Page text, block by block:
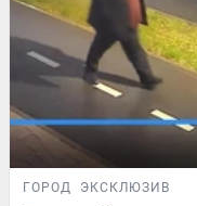
ГОРОД ЭКСКЛЮЗИВ